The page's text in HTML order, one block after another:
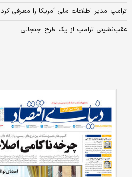
ترامپ مدیر اطلاعات ملی آمریکا را معرفی کرد
عقب‌نشینی ترامپ از یک طرح جنجالی